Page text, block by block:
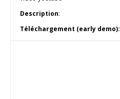
Description:
Téléchargement (early demo):